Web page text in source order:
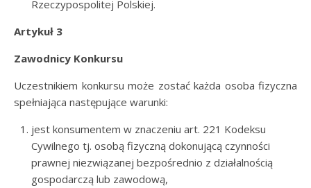
Rzeczypospolitej Polskiej.
Artykuł 3
Zawodnicy Konkursu
Uczestnikiem konkursu może zostać każda osoba fizyczna
spełniająca następujące warunki:
jest konsumentem w znaczeniu art. 221 Kodeksu
Cywilnego tj. osobą fizyczną dokonującą czynności
prawnej niezwiązanej bezpośrednio z działalnością
gospodarczą lub zawodową,